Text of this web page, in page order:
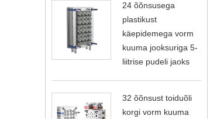
24 õõnsusega
plastikust
käepidemega vorm
kuuma jooksuriga 5-
liitrise pudeli jaoks
32 õõnsust toiduõli
korgi vorm kuuma